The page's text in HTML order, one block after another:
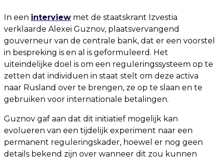
In een interview met de staatskrant Izvestia
verklaarde Alexei Guznov, plaatsvervangend
gouverneur van de centrale bank, dat er een voorstel
in bespreking is en al is geformuleerd. Het
uiteindelijke doel is om een reguleringssysteem op te
zetten dat individuen in staat stelt om deze activa
naar Rusland over te brengen, ze op te slaan en te
gebruiken voor internationale betalingen.
Guznov gaf aan dat dit initiatief mogelijk kan
evolueren van een tijdelijk experiment naar een
permanent reguleringskader, hoewel er nog geen
details bekend zijn over wanneer dit zou kunnen